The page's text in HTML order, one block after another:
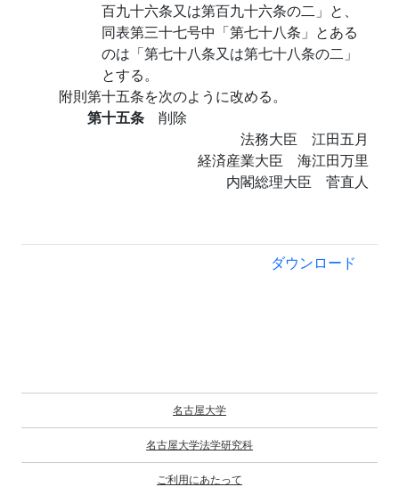
百九十六条又は第百九十六条の二」と、
同表第三十七号中「第七十八条」とある
のは「第七十八条又は第七十八条の二」
とする。
附則第十五条を次のように改める。
第十五条 削除
法務大臣 江田五月
経済産業大臣 海江田万里
内閣総理大臣 菅直人
ダウンロード
名古屋大学
名古屋大学法学研究科
ご利用にあたって